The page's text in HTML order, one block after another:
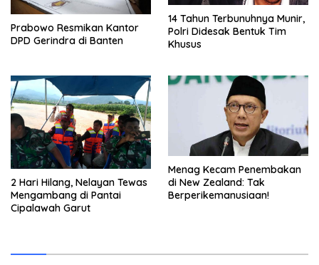
Prabowo Resmikan Kantor
DPD Gerindra di Banten
14 Tahun Terbunuhnya Munir,
Polri Didesak Bentuk Tim
Khusus
2 Hari Hilang, Nelayan Tewas
Mengambang di Pantai
Cipalawah Garut
Menag Kecam Penembakan
di New Zealand: Tak
Berperikemanusiaan!